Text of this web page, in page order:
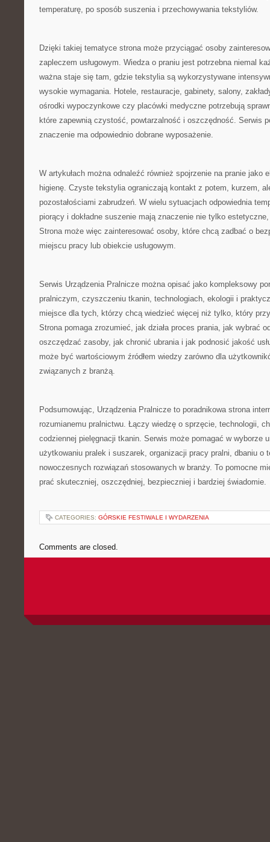
temperaturę, po sposób suszenia i przechowywania tekstyliów.
Dzięki takiej tematyce strona może przyciągać osoby
zapleczem usługowym. Wiedza o praniu jest potrzebna niemal
ważna staje się tam, gdzie tekstylia są wykorzystywane
wysokie wymagania. Hotele, restauracje, gabinety, salony,
ośrodki wypoczynkowe czy placówki medyczne potrzebują
które zapewnią czystość, powtarzalność i oszczędność. Serwis
znaczenie ma odpowiednio dobrane wyposażenie.
W artykułach można odnaleźć również spojrzenie na pranie jako
higienę. Czyste tekstylia ograniczają kontakt z potem, kurzem,
pozostałościami zabrudzeń. W wielu sytuacjach odpowiednia
piorący i dokładne suszenie mają znaczenie nie tylko
Strona może więc zainteresować osoby, które chcą zadbać o
miejscu pracy lub obiekcie usługowym.
Serwis Urządzenia Pralnicze można opisać jako kompleksowy
pralniczym, czyszczeniu tkanin, technologiach, ekologii i
miejsce dla tych, którzy chcą wiedzieć więcej niż tylko, który
Strona pomaga zrozumieć, jak działa proces prania, jak wybrać
oszczędzać zasoby, jak chronić ubrania i jak podnosić jakość
może być wartościowym źródłem wiedzy zarówno dla
związanych z branżą.
Podsumowując, Urządzenia Pralnicze to poradnikowa strona
rozumianemu pralnictwu. Łączy wiedzę o sprzęcie, technologii,
codziennej pielęgnacji tkanin. Serwis może pomagać w wyborze
użytkowaniu pralek i suszarek, organizacji pracy pralni, dbaniu o
nowoczesnych rozwiązań stosowanych w branży. To pomocne
prać skuteczniej, oszczędniej, bezpieczniej i bardziej świadomie.
CATEGORIES: GÓRSKIE FESTIWALE I WYDARZENIA
Comments are closed.